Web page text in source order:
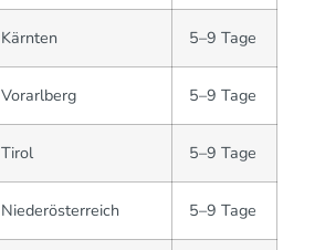
Kärnten 5–9 Tage
Vorarlberg 5–9 Tage
Tirol 5–9 Tage
Niederösterreich 5–9 Tage